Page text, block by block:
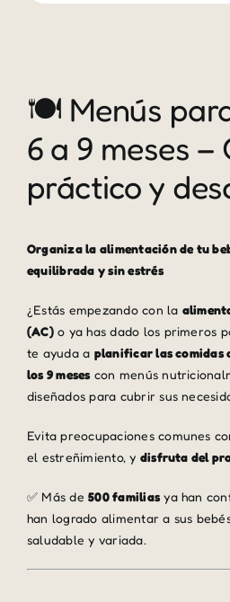
🍽 Menús
6 a 9 meses –
práctico y
Organiza la alimentación de tu
equilibrada y sin estrés
¿Estás empezando con la
(AC)o ya has dado los primeros
te ayuda a planificar las comidas
los 9 mesescon menús
diseñados para cubrir sus
Evita preocupaciones comunes
el estreñimiento, y disfruta del
✅ Más de500 familiasya han
han logrado alimentar a sus
saludable y variada.